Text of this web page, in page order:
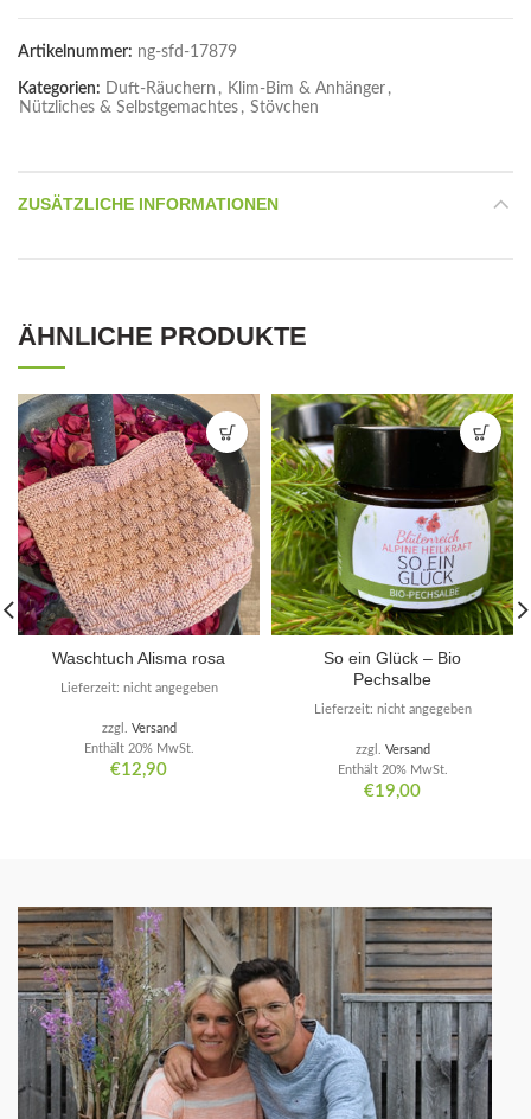
Artikelnummer: ng-sfd-17879
Kategorien: Duft-Räuchern , Klim-Bim & Anhänger ,
Nützliches & Selbstgemachtes , Stövchen
ZUSÄTZLICHE INFORMATIONEN
ÄHNLICHE PRODUKTE
Waschtuch Alisma rosa
€12,90
Enthält 20% MwSt.
zzgl. Versand
Lieferzeit: nicht angegeben
So ein Glück – Bio
Pechsalbe
€19,00
Enthält 20% MwSt.
zzgl. Versand
Lieferzeit: nicht angegeben